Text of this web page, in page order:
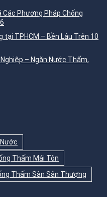
Các Phương Pháp Chống
TPHCM – Bền Lâu Trên 10
– Ngăn Nước Thấm,
Thấm Mái Tôn
Thấm Sàn Sân Thượng